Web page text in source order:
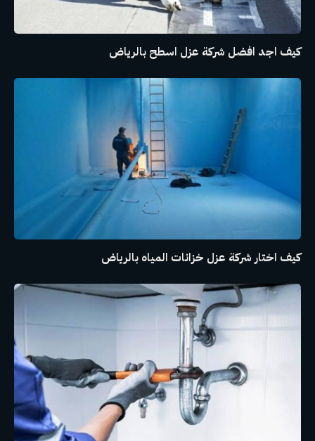
كيف اجد افضل شركة عزل اسطح بالرياض
كيف اختار شركة عزل خزانات المياه بالرياض